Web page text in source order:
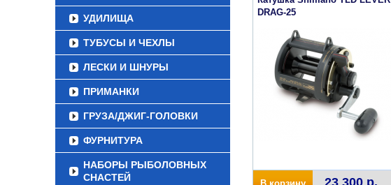
УДИЛИЩА
ТУБУСЫ И ЧЕХЛЫ
ЛЕСКИ И ШНУРЫ
ПРИМАНКИ
ГРУЗА/ДЖИГ-ГОЛОВКИ
ФУРНИТУРА
НАБОРЫ РЫБОЛОВНЫХ
СНАСТЕЙ
DRAG-25
23 300 р.